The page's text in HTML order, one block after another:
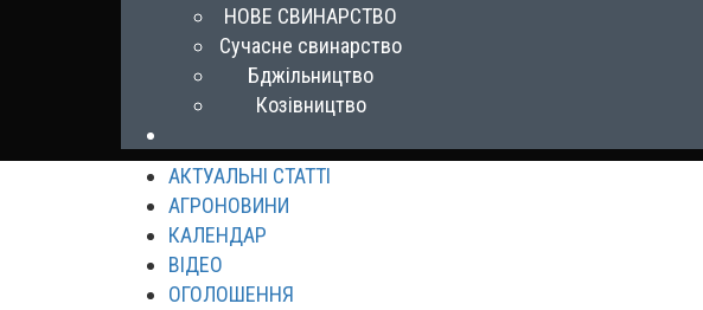
НОВЕ СВИНАРСТВО
Сучасне свинарство
Бджільництво
Козівництво
АКТУАЛЬНІ СТАТТІ
АГРОНОВИНИ
КАЛЕНДАР
ВІДЕО
ОГОЛОШЕННЯ